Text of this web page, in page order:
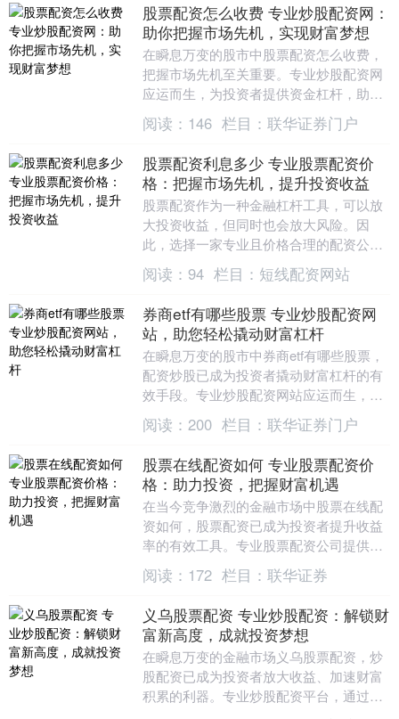
股票配资怎么收费 专业炒股配资网：
助你把握市场先机，实现财富梦想
在瞬息万变的股市中股票配资怎么收费，
把握市场先机至关重要。专业炒股配资网
应运而生，为投资者提供资金杠杆，助力
其放大收益。 1. 股票基本知识：了解股票
市场的基本....
阅读： 146 栏目： 联华证券门户
股票配资利息多少 专业股票配资价
格：把握市场先机，提升投资收益
股票配资作为一种金融杠杆工具，可以放
大投资收益，但同时也会放大风险。因
此，选择一家专业且价格合理的配资公司
至关重要。 配资的本质是杠杆投资，通过
借入资金，投资者....
阅读： 94 栏目： 短线配资网站
券商etf有哪些股票 专业炒股配资网
站，助您轻松撬动财富杠杆
在瞬息万变的股市中券商etf有哪些股票，
配资炒股已成为投资者撬动财富杠杆的有
效手段。专业炒股配资网站应运而生，为
投资者提供安全、便捷的配资服务。 2. 雪
盈证券....
阅读： 200 栏目： 联华证券门户
股票在线配资如何 专业股票配资价
格：助力投资，把握财富机遇
在当今竞争激烈的金融市场中股票在线配
资如何，股票配资已成为投资者提升收益
率的有效工具。专业股票配资公司提供灵
活的配资方案，助力投资者把握财富机
遇。 1. 融资比....
阅读： 172 栏目： 联华证券
义乌股票配资 专业炒股配资：解锁财
富新高度，成就投资梦想
在瞬息万变的金融市场义乌股票配资，炒
股配资已成为投资者放大收益、加速财富
积累的利器。专业炒股配资平台，通过提